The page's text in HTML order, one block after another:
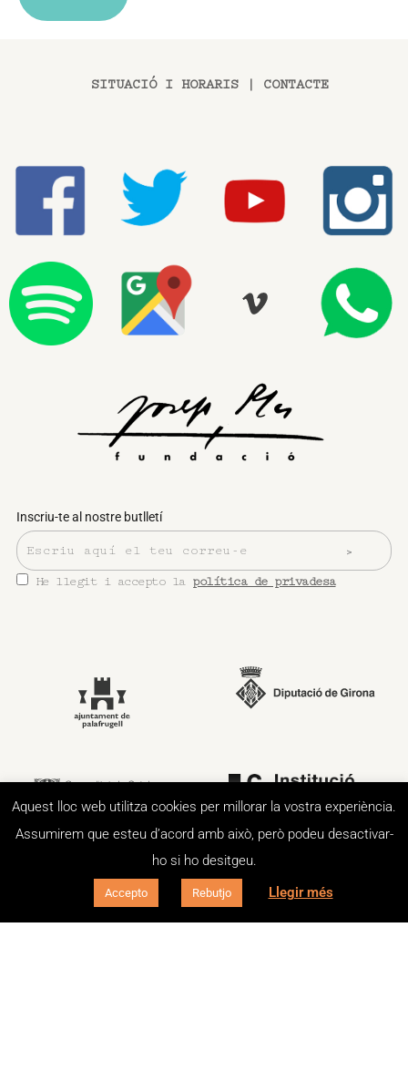
SITUACIÓ I HORARIS CONTACTE
Inscriu-te al nostre butlletí
He llegit i accepto la política de privadesa
Aquest lloc web utilitza cookies per millorar la vostra experiència.
Assumirem que esteu d’acord amb això, però podeu desactivar-
ho si ho desitgeu.
Accepto Rebutjo Llegir més